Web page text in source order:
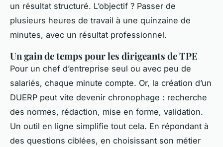
un résultat structuré. L’objectif ? Passer de
plusieurs heures de travail à une quinzaine de
minutes, avec un résultat professionnel.
Un gain de temps pour les dirigeants de TPE
Pour un chef d’entreprise seul ou avec peu de
salariés, chaque minute compte. Or, la création d’un
DUERP peut vite devenir chronophage : recherche
des normes, rédaction, mise en forme, validation.
Un outil en ligne simplifie tout cela. En répondant à
des questions ciblées, en choisissant son métier